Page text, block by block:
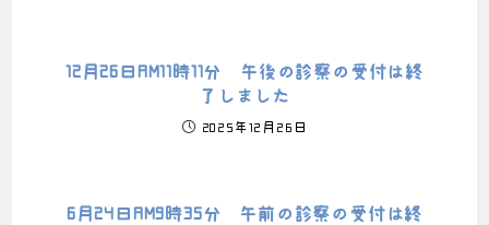
12月26日AM11時11分 午後の診察の受付は終
了しました
2025年12月26日
6月24日AM9時35分 午前の診察の受付は終